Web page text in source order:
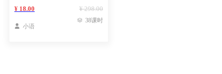
¥ 298.00
¥ 18.00
 小语
 38课时